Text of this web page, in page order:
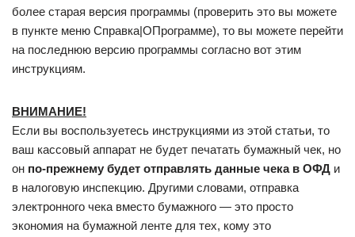
более старая версия программы (проверить это вы можете
в пункте меню Справка|ОПрограмме), то вы можете перейти
на последнюю версию программы согласно вот этим
инструкциям.
ВНИМАНИЕ!
Если вы воспользуетесь инструкциями из этой статьи, то
ваш кассовый аппарат не будет печатать бумажный чек, но
он по-прежнему будет отправлять данные чека в ОФД и
в налоговую инспекцию. Другими словами, отправка
электронного чека вместо бумажного — это просто
экономия на бумажной ленте для тех, кому это